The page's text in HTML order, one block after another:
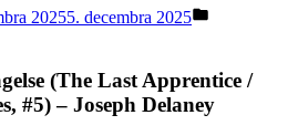
20255. decembra 2025
(The Last Apprentice /
#5) – Joseph Delaney